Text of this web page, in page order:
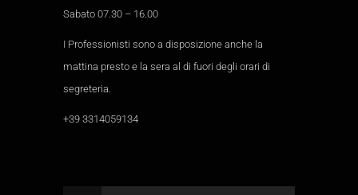
Sabato 07.30 – 16.00
I Professionisti sono a disposizione anche la
mattina presto e la sera al di fuori degli orari di
segreteria.
+39 3314059134